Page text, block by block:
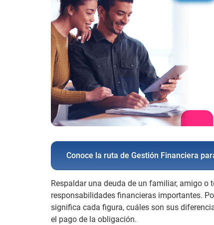
Conoce la ruta de Gestión Financiera
Respaldar una deuda de un familiar, amigo o
responsabilidades financieras importantes.
significa cada figura, cuáles son sus
el pago de la obligación.